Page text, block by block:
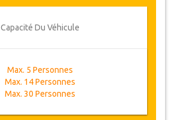
Capacité Du Véhicule
Max. 5 Personnes
Max. 14 Personnes
Max. 30 Personnes